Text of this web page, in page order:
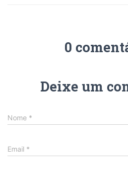
0
Deixe um
Nome *
Email *